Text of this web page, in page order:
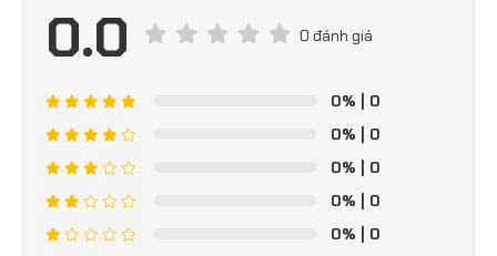
0.0 0 đánh giá
0% | 0
0% | 0
0% | 0
0% | 0
0% | 0